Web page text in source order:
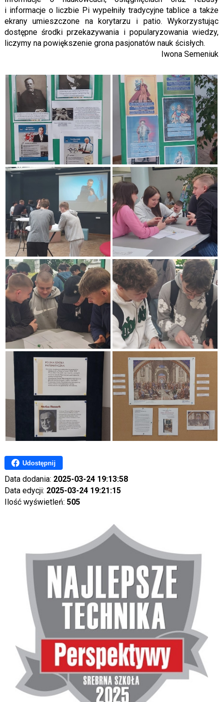
i informacje o liczbie Pi wypełniły tradycyjne tablice a także
ekrany umieszczone na korytarzu i patio. Wykorzystując
dostępne środki przekazywania i popularyzowania wiedzy,
liczymy na powiększenie grona pasjonatów nauk ścisłych.
Iwona Semeniuk
Udostępnij
Data dodania: 2025-03-24 19:13:58
Data edycji: 2025-03-24 19:21:15
Ilość wyświetleń: 505